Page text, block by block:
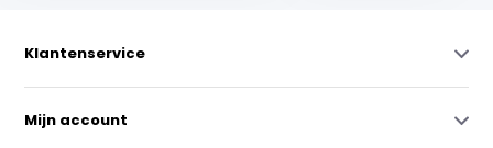
Klantenservice
Mijn account